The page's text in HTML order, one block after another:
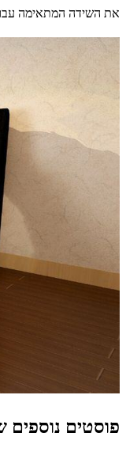
את השידה המתאימה
פוסטים נוספים